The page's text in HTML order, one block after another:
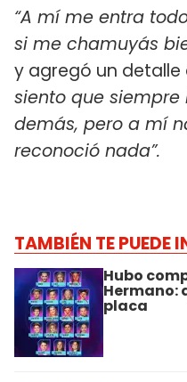
“A mí me entra
si me chamuyás
y agregó un detalle
siento que
demás, pero a mí
reconoció nada”.
TAMBIÉN TE PUEDE
Hubo
Hermano:
placa